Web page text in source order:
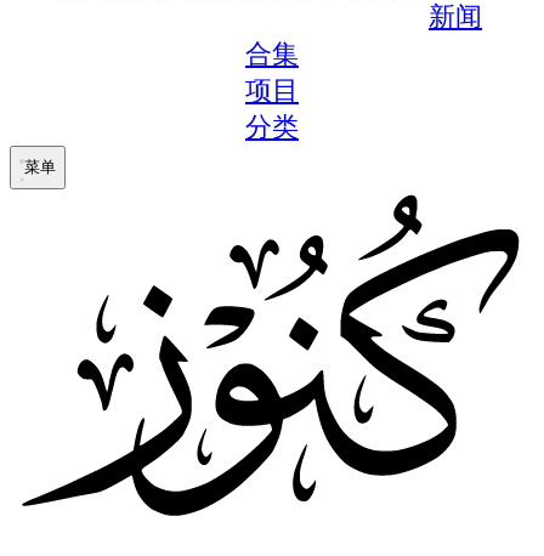
新闻
合集
项目
分类
菜单